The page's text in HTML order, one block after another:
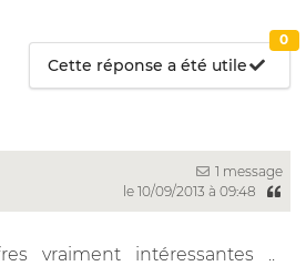
Cette réponse a été utile
0
1 message
le 10/09/2013 à 09:48
vraiment intéressantes ..